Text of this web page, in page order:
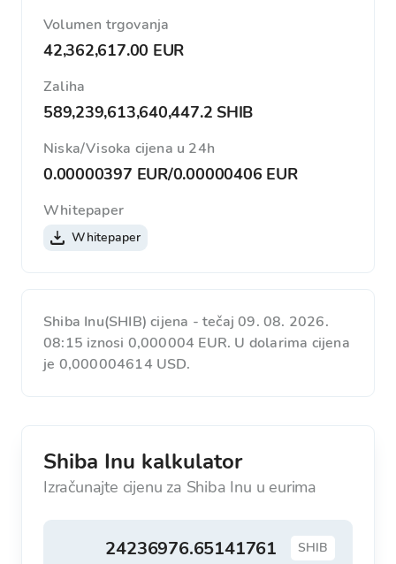
Volumen trgovanja
42,362,617.00 EUR
Zaliha
589,239,613,640,447.2 SHIB
Niska/Visoka cijena u 24h
0.00000397 EUR/0.00000406 EUR
Whitepaper
Whitepaper
Shiba Inu(SHIB) cijena - tečaj 09. 08. 2026.
08:15 iznosi 0,000004 EUR. U dolarima cijena
je 0,000004614 USD.
Shiba Inu kalkulator
Izračunajte cijenu za Shiba Inu u eurima
SHIB